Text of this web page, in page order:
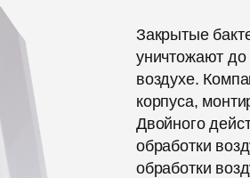
Закрытые
уничтожают до
воздухе.
корпуса,
Двойного
обработки
обработки